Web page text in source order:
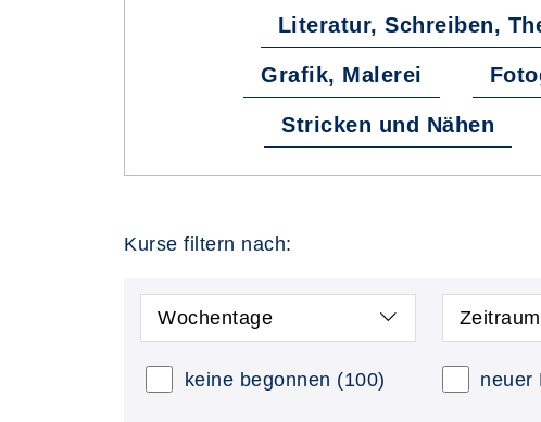
Literatur, Schreiben,
Grafik, Malerei
Stricken und Nähen
Kurse filtern nach:
Wochentage Zeitraum
keine begonnen (100) neuer